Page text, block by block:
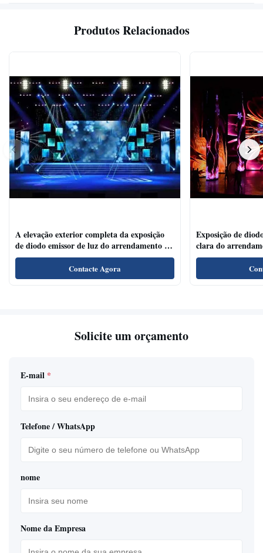
Produtos Relacionados
A elevação exterior completa da exposição
de diodo emissor de luz do arrendamento da
cor P4.81 refresca o ângulo de visão largo da
Contacte Agora
Exposição de
clara do
para salões de
Solicite um orçamento
E-mail *
Telefone / WhatsApp
nome
Nome da Empresa